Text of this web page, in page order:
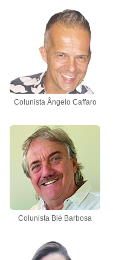
Colunista Ângelo Caffaro
Colunista Bié Barbosa